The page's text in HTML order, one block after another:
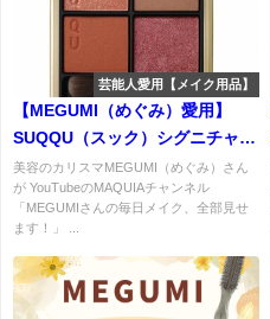
芸能人愛用【メイク用品】
【MEGUMI（めぐみ）愛用】
SUQQU（スック）シグニチャー
カラー アイズ 13の口コミ・使用
感・購入先は？
美容のカリスマMEGUMI（めぐみ）さん
が YouTubeのMAQUIAチャンネル
「MEGUMIさんの毎日メイク、全部見せ
ます！」 ...